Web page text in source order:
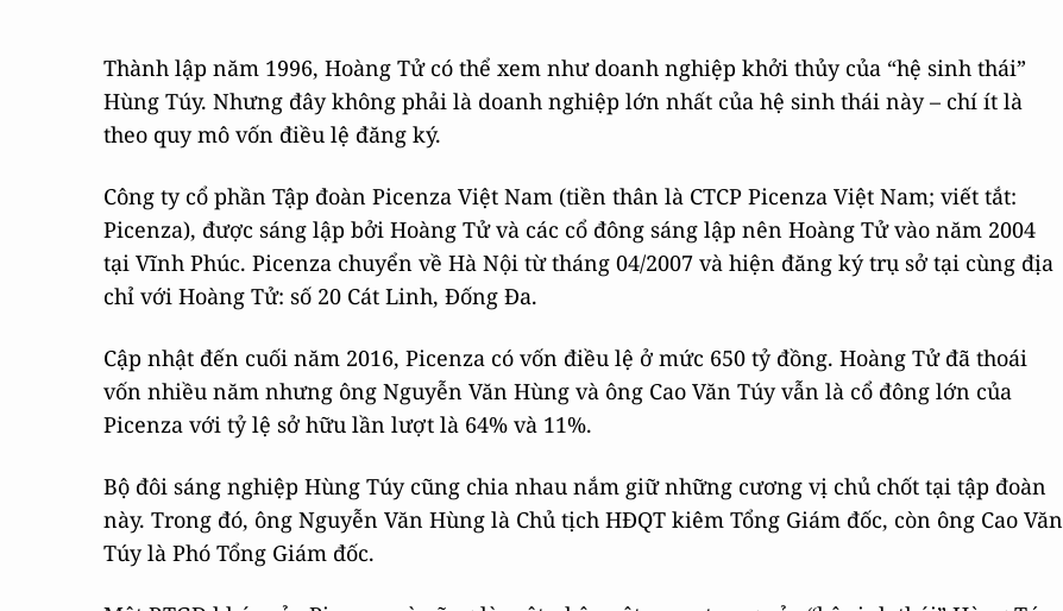
Thành lập năm 1996, Hoàng Tử có thể xem như doanh nghiệp khởi thủy của “hệ sinh thái”
Hùng Túy. Nhưng đây không phải là doanh nghiệp lớn nhất của hệ sinh thái này – chí ít là
theo quy mô vốn điều lệ đăng ký.
Công ty cổ phần Tập đoàn Picenza Việt Nam (tiền thân là CTCP Picenza Việt Nam; viết tắt:
Picenza), được sáng lập bởi Hoàng Tử và các cổ đông sáng lập nên Hoàng Tử vào năm 2004
tại Vĩnh Phúc. Picenza chuyển về Hà Nội từ tháng 04/2007 và hiện đăng ký trụ sở tại cùng địa
chỉ với Hoàng Tử: số 20 Cát Linh, Đống Đa.
Cập nhật đến cuối năm 2016, Picenza có vốn điều lệ ở mức 650 tỷ đồng. Hoàng Tử đã thoái
vốn nhiều năm nhưng ông Nguyễn Văn Hùng và ông Cao Văn Túy vẫn là cổ đông lớn của
Picenza với tỷ lệ sở hữu lần lượt là 64% và 11%.
Bộ đôi sáng nghiệp Hùng Túy cũng chia nhau nắm giữ những cương vị chủ chốt tại tập đoàn
này. Trong đó, ông Nguyễn Văn Hùng là Chủ tịch HĐQT kiêm Tổng Giám đốc, còn ông Cao Văn
Túy là Phó Tổng Giám đốc.